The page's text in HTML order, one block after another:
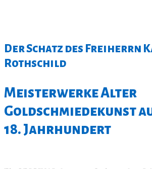
Der Schatz des Freiherrn
Rothschild
Meisterwerke Alter
Goldschmiedekunst
18. Jahrhundert